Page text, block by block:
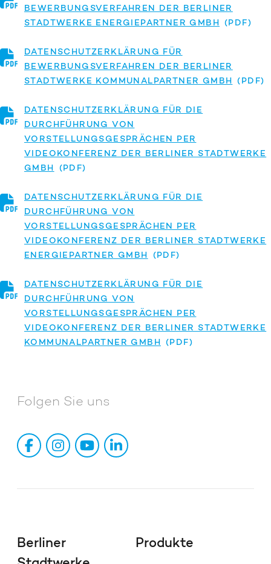
BEWERBUNGSVERFAHREN DER BERLINER
STADTWERKE ENERGIEPARTNER GMBH
DATENSCHUTZERKLÄRUNG FÜR
BEWERBUNGSVERFAHREN DER BERLINER
STADTWERKE KOMMUNALPARTNER GMBH
DATENSCHUTZERKLÄRUNG FÜR DIE
DURCHFÜHRUNG VON
VORSTELLUNGSGESPRÄCHEN PER
VIDEOKONFERENZ DER BERLINER STADTWERKE
GMBH
DATENSCHUTZERKLÄRUNG FÜR DIE
DURCHFÜHRUNG VON
VORSTELLUNGSGESPRÄCHEN PER
VIDEOKONFERENZ DER BERLINER STADTWERKE
ENERGIEPARTNER GMBH
DATENSCHUTZERKLÄRUNG FÜR DIE
DURCHFÜHRUNG VON
VORSTELLUNGSGESPRÄCHEN PER
VIDEOKONFERENZ DER BERLINER STADTWERKE
KOMMUNALPARTNER GMBH
Folgen Sie uns
Berliner
Produkte